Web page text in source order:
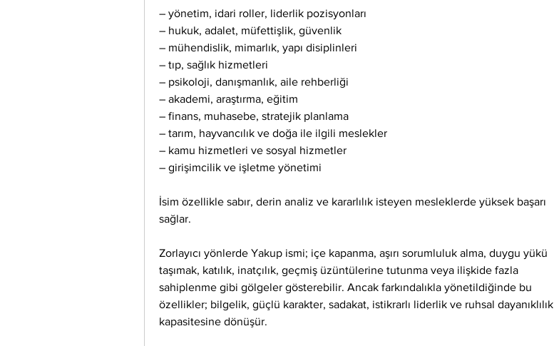
– yönetim, idari roller, liderlik pozisyonları
– hukuk, adalet, müfettişlik, güvenlik
– mühendislik, mimarlık, yapı disiplinleri
– tıp, sağlık hizmetleri
– psikoloji, danışmanlık, aile rehberliği
– akademi, araştırma, eğitim
– finans, muhasebe, stratejik planlama
– tarım, hayvancılık ve doğa ile ilgili meslekler
– kamu hizmetleri ve sosyal hizmetler
– girişimcilik ve işletme yönetimi
İsim özellikle sabır, derin analiz ve kararlılık isteyen mesleklerde yüksek başarı
sağlar.
Zorlayıcı yönlerde Yakup ismi; içe kapanma, aşırı sorumluluk alma, duygu yükü
taşımak, katılık, inatçılık, geçmiş üzüntülerine tutunma veya ilişkide fazla
sahiplenme gibi gölgeler gösterebilir. Ancak farkındalıkla yönetildiğinde bu
özellikler; bilgelik, güçlü karakter, sadakat, istikrarlı liderlik ve ruhsal dayanıklılık
kapasitesine dönüşür.